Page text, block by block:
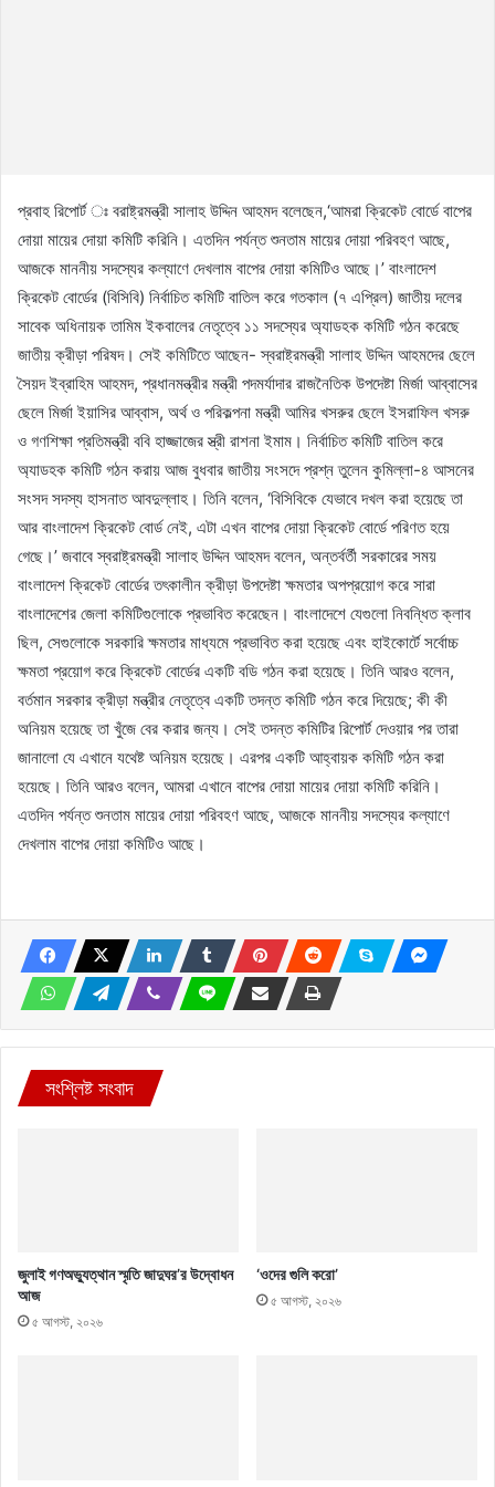
প্রবাহ রিপোর্ট ঃ বরাষ্ট্রমন্ত্রী সালাহ উদ্দিন আহমদ বলেছেন,‘আমরা ক্রিকেট বোর্ডে বাপের
দোয়া মায়ের দোয়া কমিটি করিনি। এতদিন পর্যন্ত শুনতাম মায়ের দোয়া পরিবহণ আছে,
আজকে মাননীয় সদস্যের কল্যাণে দেখলাম বাপের দোয়া কমিটিও আছে।’ বাংলাদেশ
ক্রিকেট বোর্ডের (বিসিবি) নির্বাচিত কমিটি বাতিল করে গতকাল (৭ এপ্রিল) জাতীয় দলের
সাবেক অধিনায়ক তামিম ইকবালের নেতৃত্বে ১১ সদস্যের অ্যাডহক কমিটি গঠন করেছে
জাতীয় ক্রীড়া পরিষদ। সেই কমিটিতে আছেন- স্বরাষ্ট্রমন্ত্রী সালাহ উদ্দিন আহমদের ছেলে
সৈয়দ ইব্রাহিম আহমদ, প্রধানমন্ত্রীর মন্ত্রী পদমর্যাদার রাজনৈতিক উপদেষ্টা মির্জা আব্বাসের
ছেলে মির্জা ইয়াসির আব্বাস, অর্থ ও পরিকল্পনা মন্ত্রী আমির খসরুর ছেলে ইসরাফিল খসরু
ও গণশিক্ষা প্রতিমন্ত্রী ববি হাজ্জাজের স্ত্রী রাশনা ইমাম। নির্বাচিত কমিটি বাতিল করে
অ্যাডহক কমিটি গঠন করায় আজ বুধবার জাতীয় সংসদে প্রশ্ন তুলেন কুমিল্লা-৪ আসনের
সংসদ সদস্য হাসনাত আবদুল্লাহ। তিনি বলেন, ‘বিসিবিকে যেভাবে দখল করা হয়েছে তা
আর বাংলাদেশ ক্রিকেট বোর্ড নেই, এটা এখন বাপের দোয়া ক্রিকেট বোর্ডে পরিণত হয়ে
গেছে।’ জবাবে স্বরাষ্ট্রমন্ত্রী সালাহ উদ্দিন আহমদ বলেন, অন্তর্বর্তী সরকারের সময়
বাংলাদেশ ক্রিকেট বোর্ডের তৎকালীন ক্রীড়া উপদেষ্টা ক্ষমতার অপপ্রয়োগ করে সারা
বাংলাদেশের জেলা কমিটিগুলোকে প্রভাবিত করেছেন। বাংলাদেশে যেগুলো নিবন্ধিত ক্লাব
ছিল, সেগুলোকে সরকারি ক্ষমতার মাধ্যমে প্রভাবিত করা হয়েছে এবং হাইকোর্টে সর্বোচ্চ
ক্ষমতা প্রয়োগ করে ক্রিকেট বোর্ডের একটি বডি গঠন করা হয়েছে। তিনি আরও বলেন,
বর্তমান সরকার ক্রীড়া মন্ত্রীর নেতৃত্বে একটি তদন্ত কমিটি গঠন করে দিয়েছে; কী কী
অনিয়ম হয়েছে তা খুঁজে বের করার জন্য। সেই তদন্ত কমিটির রিপোর্ট দেওয়ার পর তারা
জানালো যে এখানে যথেষ্ট অনিয়ম হয়েছে। এরপর একটি আহ্বায়ক কমিটি গঠন করা
হয়েছে। তিনি আরও বলেন, আমরা এখানে বাপের দোয়া মায়ের দোয়া কমিটি করিনি।
এতদিন পর্যন্ত শুনতাম মায়ের দোয়া পরিবহণ আছে, আজকে মাননীয় সদস্যের কল্যাণে
দেখলাম বাপের দোয়া কমিটিও আছে।
সংশ্লিষ্ট সংবাদ
জুলাই গণঅভ্যুত্থান স্মৃতি জাদুঘর’র উদ্বোধন
আজ
৫ আগস্ট, ২০২৬
‘ওদের গুলি করো’
৫ আগস্ট, ২০২৬